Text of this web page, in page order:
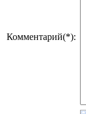
Комментарий(*):